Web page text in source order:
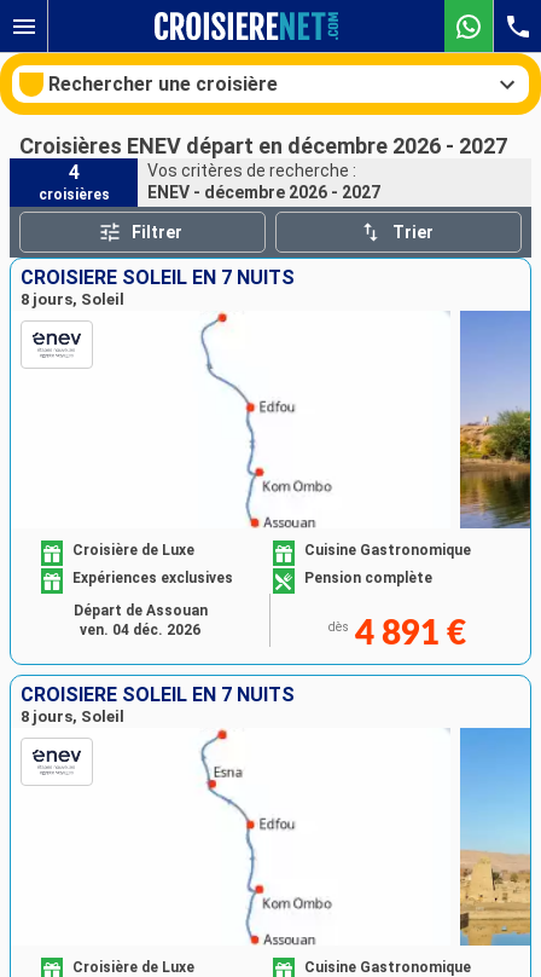
Rechercher une croisière
Nos destinations
Mois de départ
Ports
Rechercher
Croisières ENEV départ en décembre 2026 - 2027
4
croisières
Vos critères de recherche :
ENEV - décembre 2026 - 2027
Filtrer Trier
CROISIÈRE SOLEIL EN 7 NUITS
8 jours, Soleil
Croisière de Luxe
Cuisine Gastronomique
Expériences exclusives
Pension complète
dès 4 891 €
Départ de Assouan
ven. 04 déc. 2026
CROISIÈRE SOLEIL EN 7 NUITS
8 jours, Soleil
Croisière de Luxe
Cuisine Gastronomique